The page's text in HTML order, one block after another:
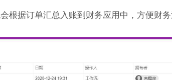
根据订单汇总入账到财务应用中，方便财务